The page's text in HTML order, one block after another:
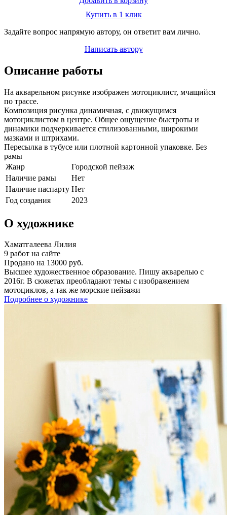
Купить в 1 клик
Задайте вопрос напрямую автору, он ответит вам лично.
Написать автору
Описание работы
На акварельном рисунке изображен мотоциклист, мчащийся
по трассе.
Композиция рисунка динамичная, с движущимся
мотоциклистом в центре. Общее ощущение быстроты и
динамики подчеркивается стилизованными, широкими
мазками и штрихами.
Пересылка в тубусе или плотной картонной упаковке. Без
рамы
Жанр
Городской пейзаж
Наличие рамы
Нет
Наличие паспарту Нет
Год создания
2023
О художнике
Хаматгалеева Лилия
9 работ на сайте
Продано на 13000 руб.
Высшее художественное образование. Пишу акварелью с
2016г. В сюжетах преобладают темы с изображением
мотоциклов, а так же морские пейзажи
Подробнее о художнике